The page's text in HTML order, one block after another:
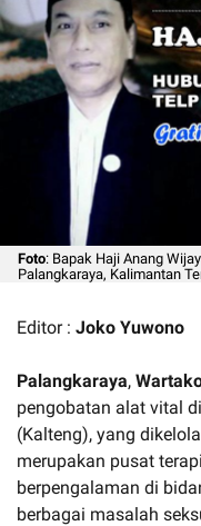
Foto: Bapak Haji Anang
Palangkaraya, Kalimantan
Editor : Joko Yuwono
Palangkaraya,
pengobatan alat vital
(Kalteng), yang
merupakan pusat
berpengalaman di
berbagai masalah